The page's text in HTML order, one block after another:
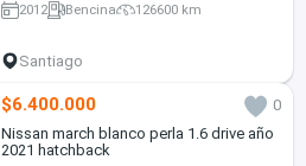
2012 Bencina 126600 km
Santiago
$6.400.000
0
Nissan march blanco perla 1.6 drive año
2021 hatchback